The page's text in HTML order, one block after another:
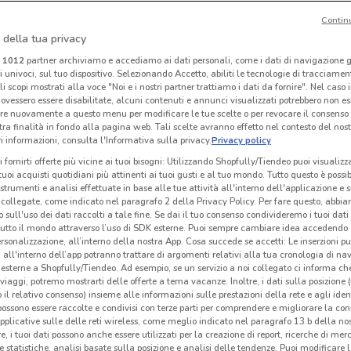
Mercatò Extra
Scade mercoledì 19.3 km
Bennet
Scade mercoledì 10 km
-5 GIORNI
Conad
Scade mercoledì 24 km
Bennet
Scade il 16/09 10 km
della tua privacy
1012partner archiviamo e accediamo ai dati personali, come i dati di navigazione
sul tuo dispositivo. Selezionando Accetto, abiliti le tecnologie di
scopi mostrati alla voce "Noi e i nostri partner trattiamo i dati da fornire". Nel caso
essere disabilitate, alcuni contenuti e annunci visualizzati potrebbero non
nuovamente a questo menu per modificare le tue scelte o per revocare il
finalità in fondo alla pagina web. Tali scelte avranno effetto nel contesto del
informazioni, consulta l'Informativa sulla privacy.Privacy policy
fornirti offerte più vicine ai tuoi bisogni: Utilizzando Shopfully/Tiendeo puoi
acquisti quotidiani più attinenti ai tuoi gusti e al tuo mondo. Tutto questo è
e analisi effettuate in base alle tue attività all'interno dell'applicazione e
come indicato nel paragrafo 2 della Privacy Policy. Per fare questo,
sull'uso dei dati raccolti a tale fine. Se dai il tuo consenso condivideremo i tuoi dati
il mondo attraverso l’uso di SDK esterne. Puoi sempre cambiare idea accedendo
all’interno della nostra App. Cosa succede se accetti: Le inserzioni
all'interno dell’app potranno trattare di argomenti relativi alla tua cronologia di
a Shopfully/Tiendeo. Ad esempio, se un servizio a noi collegato ci informa
potremo mostrarti delle offerte a tema vacanze. Inoltre, i dati sulla posizione
il relativo consenso) insieme alle informazioni sulle prestazioni della rete e agli
essere raccolte e condivisi con terze parti per comprendere e migliorare la
sulle delle reti wireless, come meglio indicato nel paragrafo 13.b della
i tuoi dati possono anche essere utilizzati per la creazione di report, ricerche di
statistiche, analisi basate sulla posizione e analisi delle tendenze. Puoi modificare